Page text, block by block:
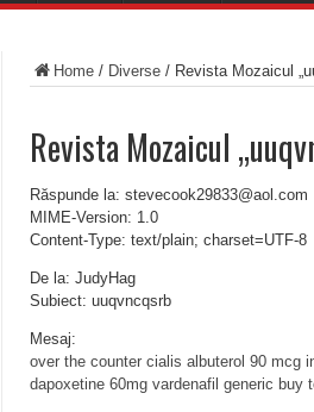
Home / Diverse / Revista Mozaicul
Revista Mozaicul
Răspunde la: stevecook29833@aol.com
MIME-Version: 1.0
Content-Type: text/plain; charset=UTF-8
De la: JudyHag
Subiect: uuqvncqsrb
Mesaj:
over the counter cialis albuterol 90 mcg
dapoxetine 60mg vardenafil generic buy